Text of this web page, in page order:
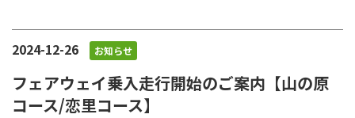
2024-12-26 お知らせ
フェアウェイ乗入走行開始のご案内【山の原
コース/恋里コース】